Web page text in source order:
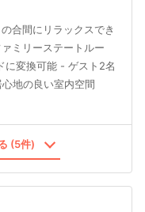
合間にリラックスでき
ミリーステートルー
に変換可能 - ゲスト2名
地の良い室内空間
(5件)